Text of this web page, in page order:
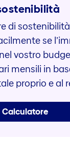
di
se
vostro
mensili in
proprio e al
Calculatore